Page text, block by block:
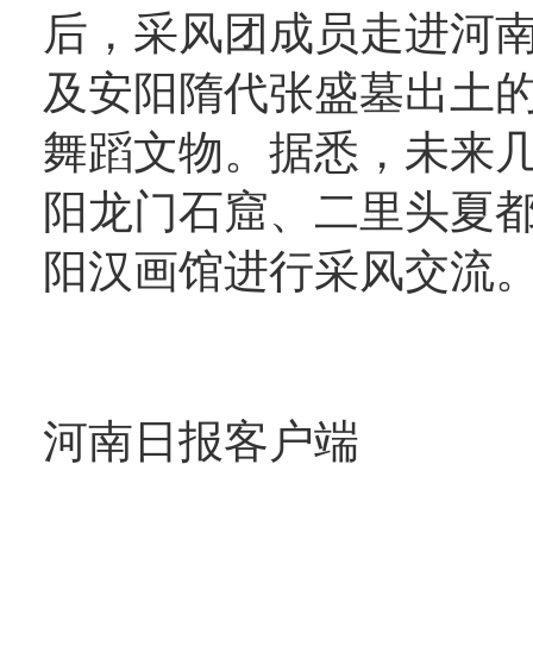
后，采风团成员走进河
及安阳隋代张盛墓出土
舞蹈文物。据悉，未来
阳龙门石窟、二里头夏
阳汉画馆进行采风交流
河南日报客户端